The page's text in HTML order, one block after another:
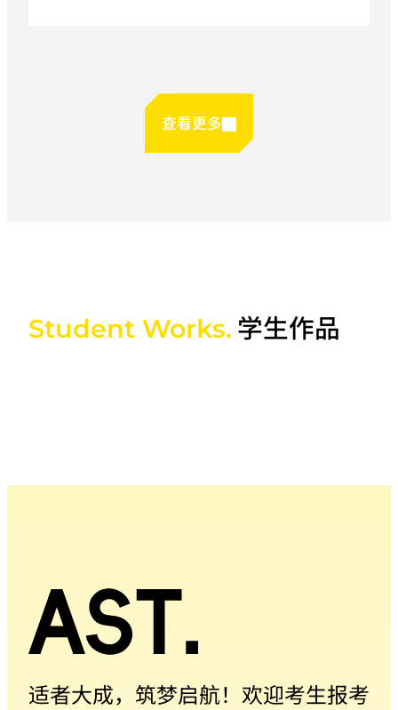
查看更多
Student Works. 学生作品
适者大成，筑梦启航！欢迎考生报考